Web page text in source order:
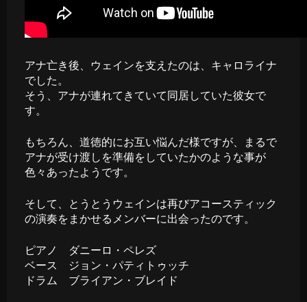
アナ亡き後、ウェインを支えたのは、キャロライナ
でした。
そう、アナが連れてきていて同居していた彼女で
す。
もちろん、道徳的にお互い悩んだ様ですが、まるで
アナが受け渡しを準備をしていたかのような事が
色々あったようです。
そして、とうとうウェインは再びアコースティック
の演奏をまかせるメンバーに出会ったのです。
ピアノ ダニーロ・ペレズ
ベース ジョン・パティトゥッチ
ドラム ブライアン・ブレイド